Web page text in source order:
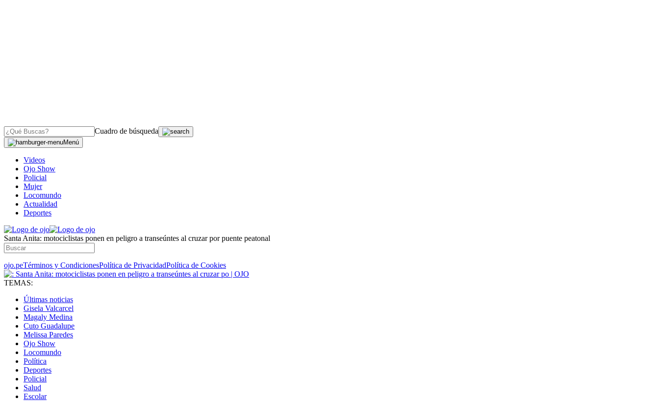
Cuadro de búsqueda
Menú
Videos
Ojo Show
Policial
Mujer
Locomundo
Actualidad
Deportes
Santa Anita: motociclistas ponen en peligro a transeúntes al cruzar por puente peatonal
ojo.peTérminos y CondicionesPolítica de PrivacidadPolítica de Cookies
TEMAS:
Últimas noticias
Gisela Valcarcel
Magaly Medina
Cuto Guadalupe
Melissa Paredes
Ojo Show
Locomundo
Política
Deportes
Policial
Salud
Escolar